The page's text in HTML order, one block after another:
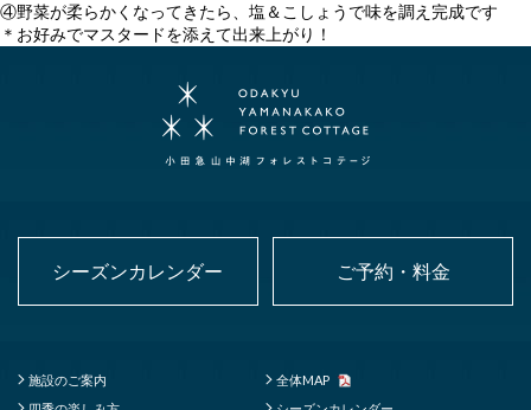
④野菜が柔らかくなってきたら、塩＆こしょうで味を調え完成です
＊お好みでマスタードを添えて出来上がり！
シーズンカレンダー ご予約・料金
施設のご案内
全体MAP